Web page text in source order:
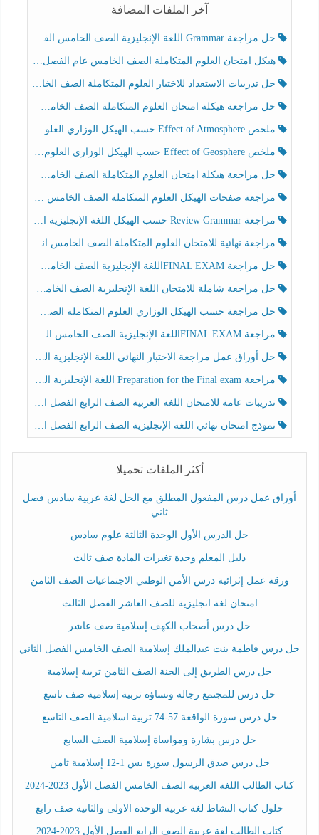
آخر الملفات المضافة
حل مراجعة Grammar اللغة الإنجليزية الصف الخامس الفصل الثالث
هيكل امتحان العلوم المتكاملة الصف الخامس عام الفصل الدراسي الثالث 2025-2026
حل تدريبات الاستعداد للاختبار العلوم المتكاملة الصف الخامس عام الفصل الثالث
حل مراجعة هيكلة امتحان العلوم المتكاملة الصف الخامس انسبير الفصل الثالث
ملخص Effect of Atmosphere حسب الهيكل الوزاري العلوم المتكاملة الصف الخامس انسبير الفصل الثالث
ملخص Effect of Geosphere حسب الهيكل الوزاري العلوم المتكاملة الصف الخامس انسبير الفصل الثالث
حل مراجعة هيكلة امتحان العلوم المتكاملة الصف الخامس عام الفصل الثالث
مراجعة صفحات الهيكل العلوم المتكاملة الصف الخامس انسبير الفصل الثالث
مراجعة Review Grammar حسب الهيكل اللغة الإنجليزية الصف الخامس الفصل الثالث
مراجعة نهائية للامتحان العلوم المتكاملة الصف الخامس انسبير الفصل الثالث
حل مراجعة FINAL EXAMاللغة الإنجليزية الصف الخامس الفصل الثالث
حل مراجعة شاملة للامتحان اللغة الإنجليزية الصف الخامس الفصل الثالث
حل مراجعة حسب الهيكل الوزاري العلوم المتكاملة الصف الخامس عام الفصل الثالث
مراجعة FINAL EXAMاللغة الإنجليزية الصف الخامس الفصل الثالث
حل أوراق عمل مراجعة الاختبار النهائي اللغة الإنجليزية الصف الرابع الفصل الثالث
مراجعة Preparation for the Final exam اللغة الإنجليزية الصف الرابع الفصل الثالث
تدريبات عامة للامتحان اللغة العربية الصف الرابع الفصل الثالث
نموذج امتحان نهائي اللغة الإنجليزية الصف الرابع الفصل الثالث
أكثر الملفات تحميلا
أوراق عمل درس المفعول المطلق مع الحل لغة عربية سادس فصل
ثاني
حل الدرس الأول الوحدة الثالثة علوم سادس
دليل المعلم وحدة تغيرات المادة صف ثالث
ورقة عمل إثرائية درس الأمن الوطني الاجتماعيات الصف الثامن
امتحان لغة انجليزية للصف العاشر الفصل الثالث
حل درس أصحاب الكهف إسلامية صف عاشر
حل درس فاطمة بنت عبدالملك إسلامية الصف الخامس الفصل الثاني
حل درس الطريق إلى الجنة الصف الثامن تربية إسلامية
حل درس للمجتمع رجاله ونساؤه تربية إسلامية صف تاسع
حل درس سورة الواقعة 57-74 تربية اسلامية الصف التاسع
حل درس بشارة ومواساة إسلامية الصف السابع
حل درس صدق الرسول سورة يس 1-12 إسلامية ثامن
كتاب الطالب اللغة العربية الصف الخامس الفصل الأول 2023-2024
حلول كتاب النشاط لغة عربية الوحدة الاولى والثانية صف رابع
كتاب الطالب لغة عربية الصف الرابع الفصل الأول 2023-2024